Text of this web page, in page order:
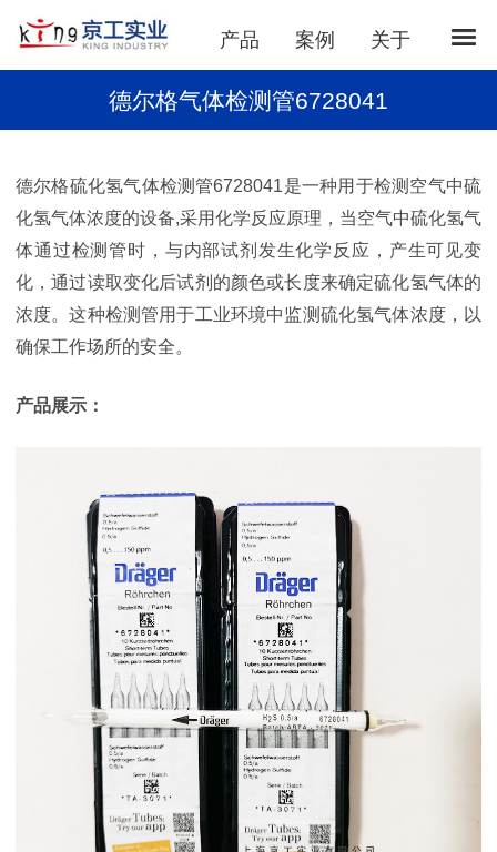
产品 案例 关于
德尔格气体检测管6728041
德尔格硫化氢气体检测管6728041是一种用于检测空气中硫
化氢气体浓度的设备,采用化学反应原理，当空气中硫化氢气
体通过检测管时，与内部试剂发生化学反应，产生可见变
化，通过读取变化后试剂的颜色或长度来确定硫化氢气体的
浓度。这种检测管用于工业环境中监测硫化氢气体浓度，以
确保工作场所的安全。
产品展示：